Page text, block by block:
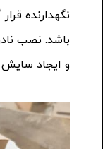
نگهدارنده
باشد. نصب
و ایجاد سایش